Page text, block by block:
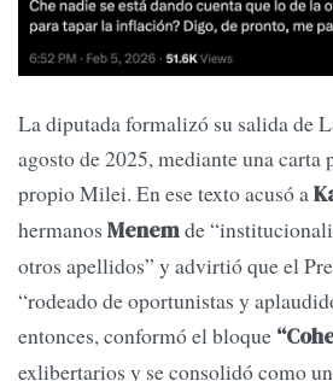
La diputada formalizó su salida de
agosto de 2025, mediante una
propio Milei. En ese texto acusó a
hermanos Menemde
otros apellidos” y advirtió que el
“rodeado de oportunistas y
entonces, conformó el bloque
exlibertarios y se consolidó como